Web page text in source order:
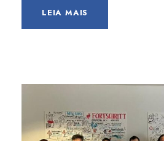
LEIA MAIS